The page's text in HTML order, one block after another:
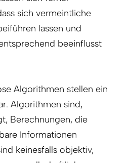
sich vermeintliche
lassen und
beeinflusst
Algorithmen stellen ein
Algorithmen sind,
Berechnungen, die
Informationen
keinesfalls objektiv,